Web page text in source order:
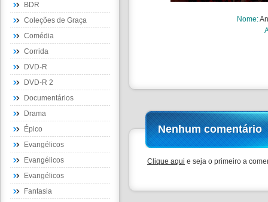
BDR
Coleções de Graça
Comédia
Corrida
DVD-R
DVD-R 2
Documentários
Drama
Épico
Evangélicos
Evangélicos
Evangélicos
Fantasia
Nome:
Nenhum comentário
Clique aqui e seja o primeiro a